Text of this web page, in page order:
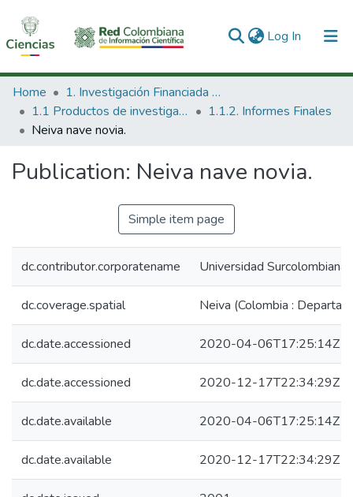
Log In (current)
Communities & Collections
All of DSpace
Home
1. Investigación Financiada con Recursos Públicos
1.1 Productos de investigación
1.1.2. Informes Finales
Neiva nave novia.
Publication: Neiva nave novia.
Simple item page
dc.contributor.corporatename Universidad Surcolombiana
dc.coverage.spatial Neiva (Colombia :
dc.date.accessioned 2020-04-06T17:25:14Z
dc.date.accessioned 2020-12-17T22:34:29Z
dc.date.available 2020-04-06T17:25:14Z
dc.date.available 2020-12-17T22:34:29Z